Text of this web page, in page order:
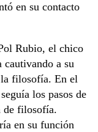
en su contacto
Rubio, el chico
cautivando a su
filosofía. En el
los pasos de
de filosofía.
en su función